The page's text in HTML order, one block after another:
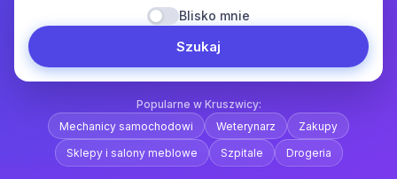
Blisko mnie
Szukaj
Popularne w Kruszwicy:
Mechanicy samochodowi
Weterynarz Zakupy
Sklepy i salony meblowe Szpitale Drogeria